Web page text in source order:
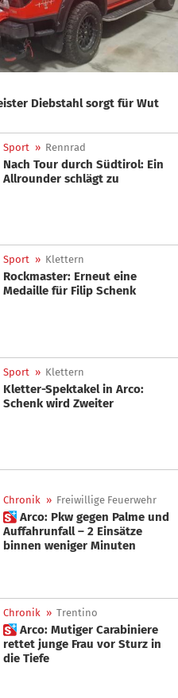
Diebstahl sorgt für Wut
Sport » Rennrad
Nach Tour durch Südtirol: Ein
Allrounder schlägt zu
Sport » Klettern
Rockmaster: Erneut eine
Medaille für Filip Schenk
Sport » Klettern
Kletter-Spektakel in Arco:
Schenk wird Zweiter
Chronik » Freiwillige Feuerwehr
 Arco: Pkw gegen Palme und
Auffahrunfall – 2 Einsätze
binnen weniger Minuten
Chronik » Trentino
 Arco: Mutiger Carabiniere
rettet junge Frau vor Sturz in
die Tiefe